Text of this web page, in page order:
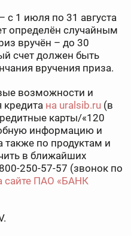
с 1 июля по 31 августа
определён случайным
вручён – до 30
счет должен быть
вручения приза.
возможности и
кредита на uralsib.ru (в
карты/«120
информацию и
также по продуктам и
в ближайших
250-57-57 (звонок по
сайте ПАО «БАНК